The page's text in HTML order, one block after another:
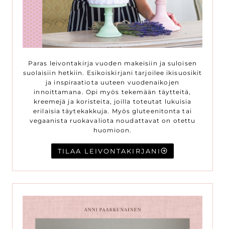
Paras leivontakirja vuoden makeisiin ja suloisen
suolaisiin hetkiin. Esikoiskirjani tarjoilee ikisuosikit
ja inspiraatiota uuteen vuodenaikojen
innoittamana. Opi myös tekemään täytteitä,
kreemejä ja koristeita, joilla toteutat lukuisia
erilaisia täytekakkuja. Myös gluteenitonta tai
vegaanista ruokavaliota noudattavat on otettu
huomioon.
TILAA LEIVONTAKIRJANI